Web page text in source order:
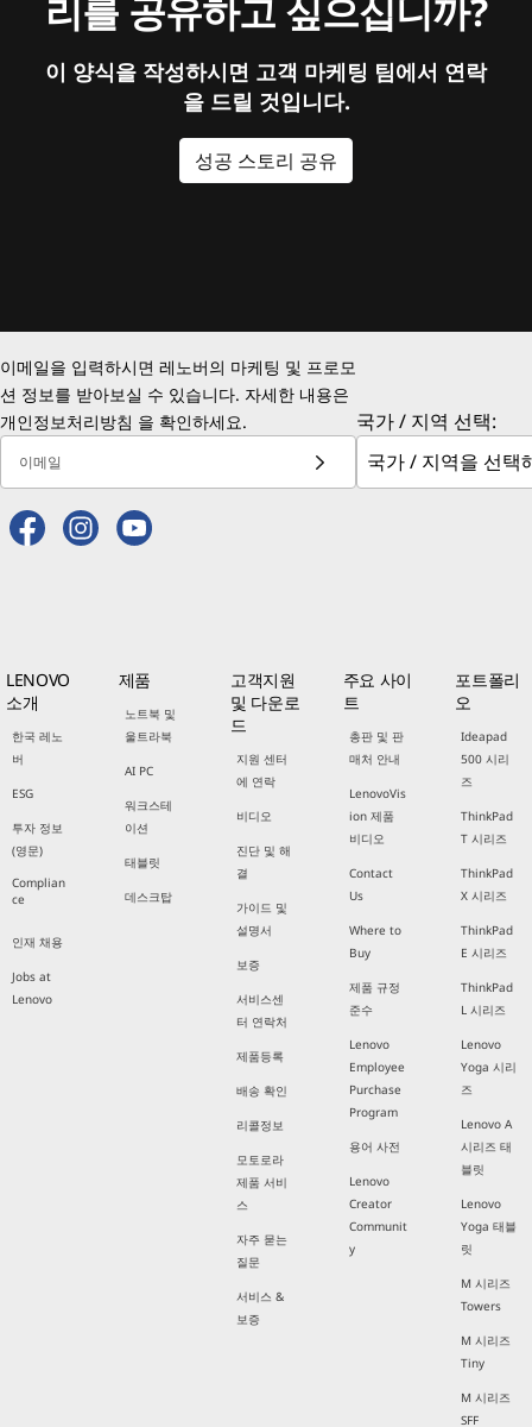
리를 공유하고 싶으십니까?
이 양식을 작성하시면 고객 마케팅 팀에서 연락
을 드릴 것입니다.
성공 스토리 공유
이메일을 입력하시면 레노버의 마케팅 및 프로모
션 정보를 받아보실 수 있습니다. 자세한 내용은
개인정보처리방침 을 확인하세요.
이메일
국가 / 지역 선택:
LENOVO
소개
한국 레노
버
ESG
투자 정보
(영문)
Complian
ce
인재 채용
Jobs at
Lenovo
제품
노트북 및
울트라북
AI PC
워크스테
이션
태블릿
데스크탑
고객지원
및 다운로
드
지원 센터
에 연락
비디오
진단 및 해
결
가이드 및
설명서
보증
서비스센
터 연락처
제품등록
배송 확인
리콜정보
모토로라
제품 서비
스
자주 묻는
질문
서비스 &
보증
주요 사이
트
총판 및 판
매처 안내
LenovoVis
ion 제품
비디오
Contact
Us
Where to
Buy
제품 규정
준수
Lenovo
Employee
Purchase
Program
용어 사전
Lenovo
Creator
Communit
y
포트폴리
오
Ideapad
500 시리
즈
ThinkPad
T 시리즈
ThinkPad
X 시리즈
ThinkPad
E 시리즈
ThinkPad
L 시리즈
Lenovo
Yoga 시리
즈
Lenovo A
시리즈 태
블릿
Lenovo
Yoga 태블
릿
M 시리즈
Towers
M 시리즈
Tiny
M 시리즈
SFF